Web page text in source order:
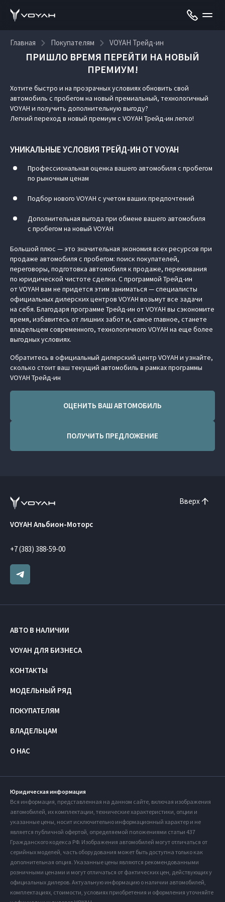
Главная Покупателям VOYAH Трейд-ин
ПРИШЛО ВРЕМЯ ПЕРЕЙТИ НА НОВЫЙ
ПРЕМИУМ!
VOYAH Трейд-ин
Хотите быстро и на прозрачных условиях обновить свой
автомобиль с пробегом на новый премиальный, технологичный
VOYAH и получить дополнительную выгоду?
Легкий переход в новый премиум с VOYAH Трейд-ин легко!
УНИКАЛЬНЫЕ УСЛОВИЯ ТРЕЙД-ИН ОТ VOYAH
Профессиональная оценка вашего автомобиля с пробегом
по рыночным ценам
Подбор нового VOYAH с учетом ваших предпочтений
Дополнительная выгода при обмене вашего автомобиля
с пробегом на новый VOYAH
Большой плюс — это значительная экономия всех ресурсов при
продаже автомобиля с пробегом: поиск покупателей,
переговоры, подготовка автомобиля к продаже, переживания
по юридической чистоте сделки. С программой Трейд-ин
от VOYAH вам не придется этим заниматься — специалисты
официальных дилерских центров VOYAH возьмут все задачи
на себя. Благодаря программе Трейд-ин от VOYAH вы сэкономите
время, избавитесь от лишних забот и, самое главное, станете
владельцем современного, технологичного VOYAH на еще более
выгодных условиях.
Обратитесь в официальный дилерский центр VOYAH и узнайте,
сколько стоит ваш текущий автомобиль в рамках программы
VOYAH Трейд-ин
ОЦЕНИТЬ ВАШ АВТОМОБИЛЬ
ПОЛУЧИТЬ ПРЕДЛОЖЕНИЕ
Вверх
VOYAH Альбион-Моторс
+7 (383) 388-59-00
АВТО В НАЛИЧИИ
VOYAH ДЛЯ БИЗНЕСА
КОНТАКТЫ
МОДЕЛЬНЫЙ РЯД
ПОКУПАТЕЛЯМ
ВЛАДЕЛЬЦАМ
О НАС
Юридическая информация
Вся информация, представленная на данном сайте, включая изображения
автомобилей, их комплектации, технические характеристики, опции и
указанные цены, носит исключительно информационный характер и не
является публичной офертой, определяемой положениями статьи 437
Гражданского кодекса РФ. Изображения автомобилей могут отличаться от
серийных моделей, часть оборудования может быть доступна только как
дополнительная опция. Указанные цены являются рекомендованными
розничными ценами и могут отличаться от фактических цен, действующих у
официальных дилеров. Актуальную информацию о наличии автомобилей,
комплектациях, стоимости, условиях приобретения и оформления уточняйте